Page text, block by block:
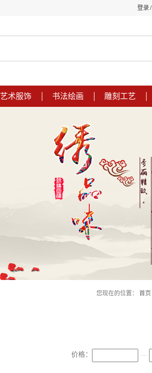
登录/
艺术服饰 书法绘画 雕刻工艺
您现在的位置： 首页
价格： —